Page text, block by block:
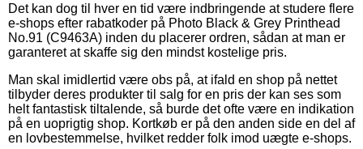
Det kan dog til hver en tid være indbringende at studere flere
e-shops efter rabatkoder på Photo Black & Grey Printhead
No.91 (C9463A) inden du placerer ordren, sådan at man er
garanteret at skaffe sig den mindst kostelige pris.
Man skal imidlertid være obs på, at ifald en shop på nettet
tilbyder deres produkter til salg for en pris der kan ses som
helt fantastisk tiltalende, så burde det ofte være en indikation
på en uoprigtig shop. Kortkøb er på den anden side en del af
en lovbestemmelse, hvilket redder folk imod uægte e-shops.